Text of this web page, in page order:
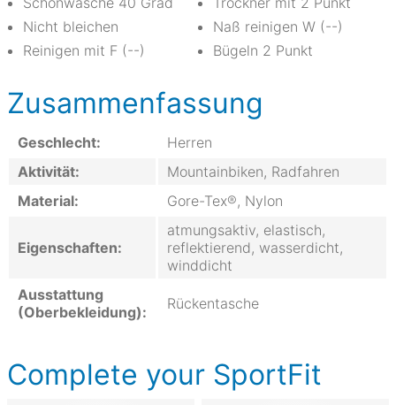
Nicht bleichen
Reinigen mit F (--)
Naß reinigen W (--)
Bügeln 2 Punkt
Zusammenfassung
Geschlecht:
Herren
Aktivität:
Mountainbiken, Radfahren
Material:
Gore-Tex®, Nylon
Eigenschaften:
atmungsaktiv, elastisch,
reflektierend, wasserdicht,
winddicht
Ausstattung
(Oberbekleidung):
Rückentasche
Complete your SportFit